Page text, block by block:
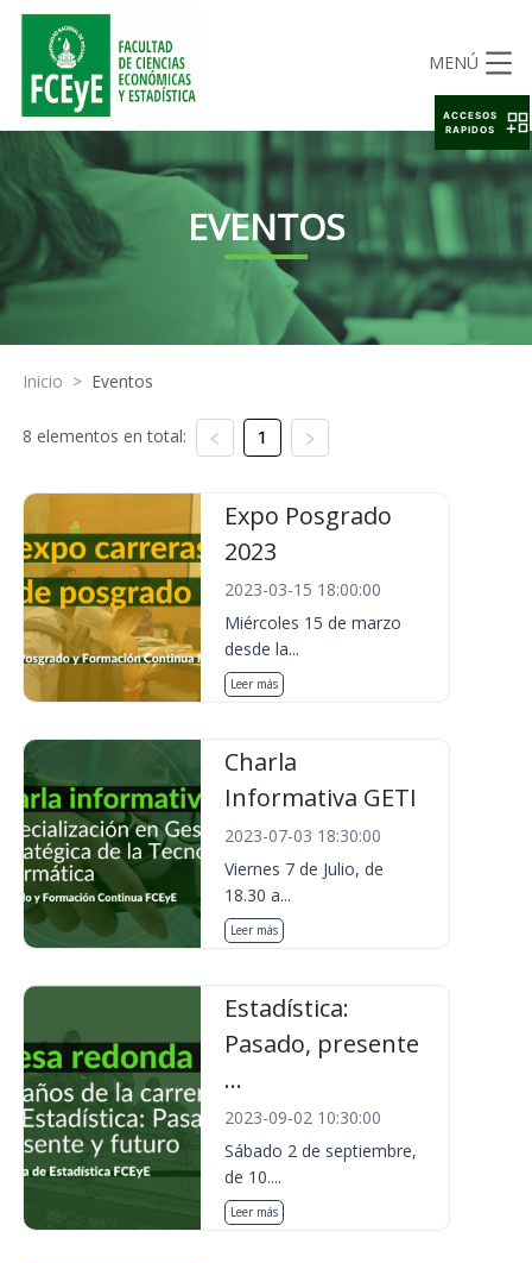
MENÚ
EVENTOS
Inicio > Eventos
8 elementos en total: 1
Expo Posgrado
2023
2023-03-15 18:00:00
Miércoles 15 de marzo
desde la...
Leer más
Charla
Informativa GETI
2023-07-03 18:30:00
Viernes 7 de Julio, de
18.30 a...
Leer más
Estadística:
Pasado, presente
...
2023-09-02 10:30:00
Sábado 2 de septiembre,
de 10....
Leer más
ACCESOS
RAPIDOS